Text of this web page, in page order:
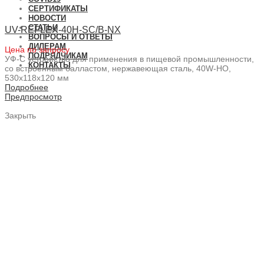
СЕРТИФИКАТЫ
НОВОСТИ
СТАТЬИ
ВОПРОСЫ И ОТВЕТЫ
ДИЛЕРАМ
ПОДРЯДЧИКАМ
КОНТАКТЫ
UV-REFLEX-40H-SC/B-NX
Цена по запросу
УФ-С устройство для применения в пищевой промышленности,
со встроенным балластом, нержавеющая сталь, 40W-HO,
530x118x120 мм
Подробнее
Предпросмотр
Закрыть